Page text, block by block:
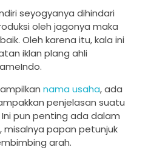
seyogyanya dihindari
oleh jagonya maka
Oleh karena itu, kala ini
iklan plang ahli
nama usaha, ada
penjelasan suatu
pun penting ada dalam
papan petunjuk
arah.